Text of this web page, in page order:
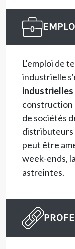
L'emploi de
industrielle
industrielles
construction
de sociétés
distributeurs
peut être
week-ends,
astreintes.